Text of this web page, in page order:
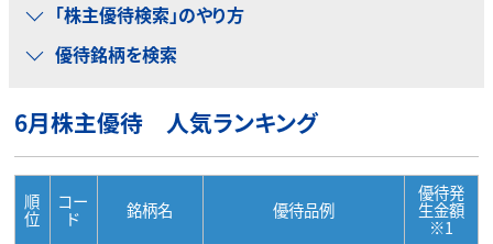
「株主優待検索」のやり方
優待銘柄を検索
6月株主優待 人気ランキング
順
位
コー
ド 銘柄名 優待品例
優待発
生金額
※1